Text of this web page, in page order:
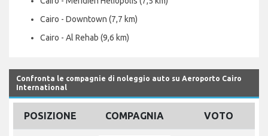
Cairo - Downtown (7,7 km)
Cairo - Al Rehab (9,6 km)
Confronta le compagnie di noleggio auto su Aeroporto Cairo
International
POSIZIONE COMPAGNIA VOTO